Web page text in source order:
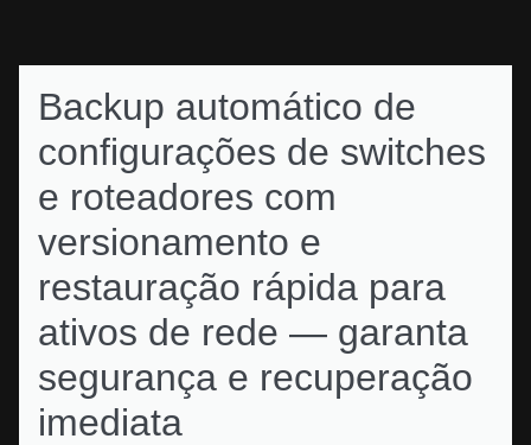
Backup automático de
configurações de switches
e roteadores com
versionamento e
restauração rápida para
ativos de rede — garanta
segurança e recuperação
imediata